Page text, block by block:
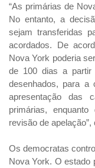
“As primárias de
No entanto, a
sejam transferidas
acordados. De
Nova York poderia
de 100 dias a partir
desenhados, para a
apresentação das
primárias,
revisão de
Os democratas
Nova York. O estado